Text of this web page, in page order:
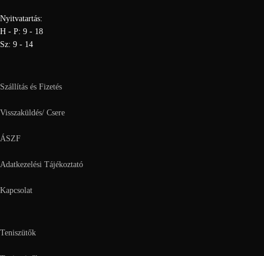
Nyitvatartás:
H - P: 9 - 18
Sz: 9 - 14
Szállítás és Fizetés
Visszaküldés/ Csere
ÁSZF
Adatkezelési Tájékoztató
Kapcsolat
Teniszütők